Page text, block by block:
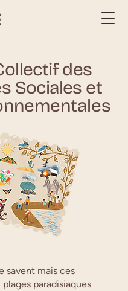
des
Sociales et
savent mais ces
paradisiaques